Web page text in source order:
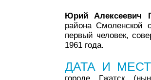
Юрий Алексеевич
района
первый человек,
1961 года.
ДАТА И